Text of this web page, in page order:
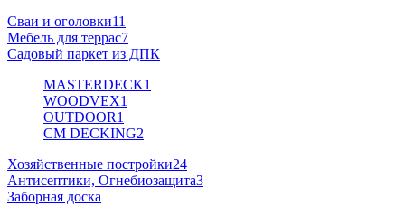
Сваи и оголовки11
Мебель для террас7
Садовый паркет из ДПК
MASTERDECK1
WOODVEX1
OUTDOOR1
CM DECKING2
Хозяйственные постройки24
Антисептики, Огнебиозащита3
Заборная доска